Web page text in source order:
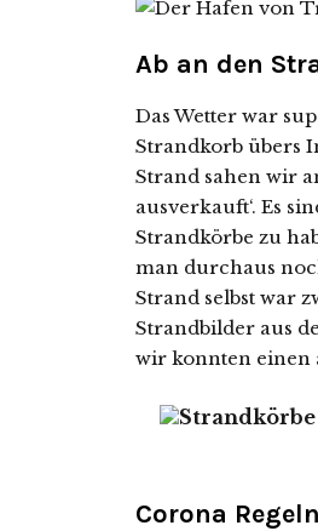
Ab an den
Das Wetter war
Strandkorb übers
Strand sahen wir
ausverkauft‘. Es
Strandkörbe zu
man durchaus
Strand selbst war
Strandbilder aus
wir konnten einen
Corona Regeln